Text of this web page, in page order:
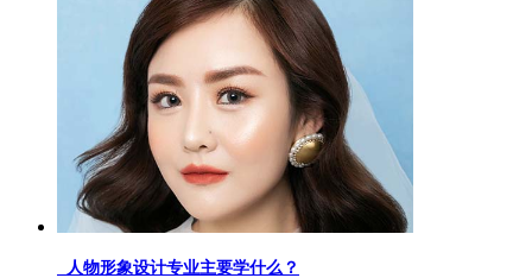
人物形象设计专业主要学什么？